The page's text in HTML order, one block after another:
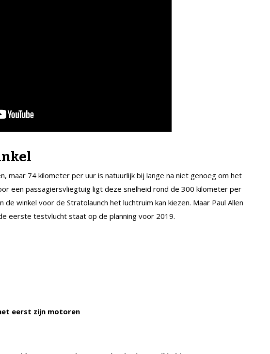
maar 74 kilometer per uur is natuurlijk bij lange na niet genoeg om het
een passagiersvliegtuig ligt deze snelheid rond de 300 kilometer per
de winkel voor de Stratolaunch het luchtruim kan kiezen. Maar Paul Allen
eerste testvlucht staat op de planning voor 2019.
eerst zijn motoren